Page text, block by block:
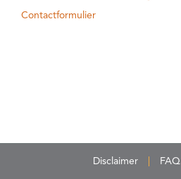
Contactformulier
Disclaimer FAQ